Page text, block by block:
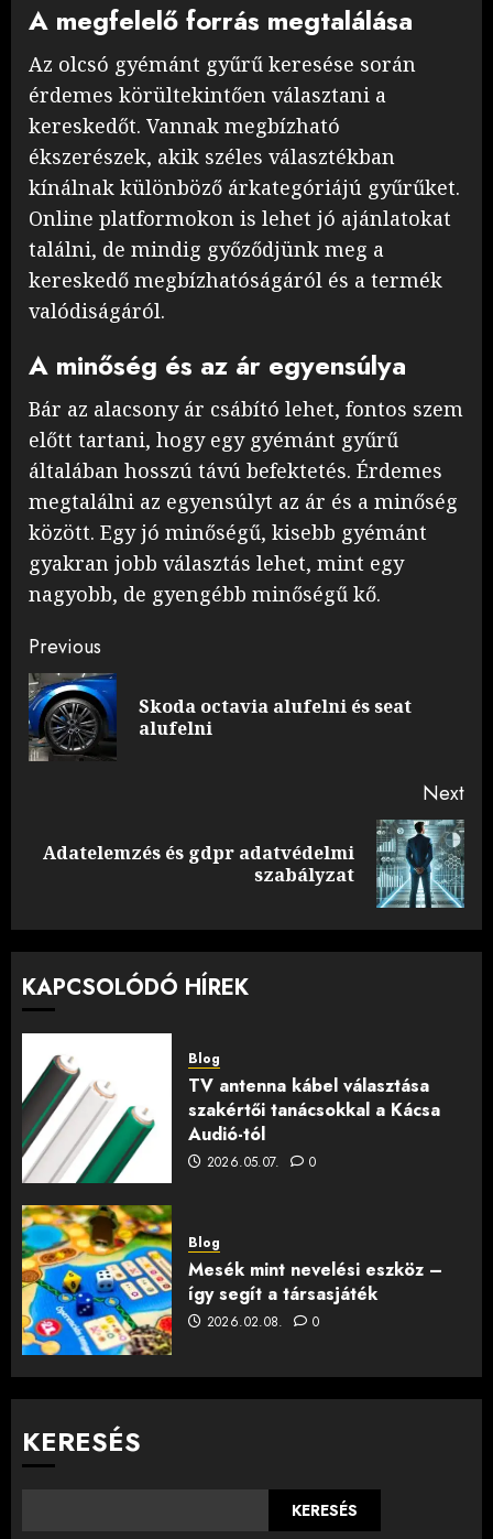
A megfelelő forrás megtalálása
Az olcsó gyémánt gyűrű keresése során
érdemes körültekintően választani a
kereskedőt. Vannak megbízható
ékszerészek, akik széles választékban
kínálnak különböző árkategóriájú gyűrűket.
Online platformokon is lehet jó ajánlatokat
találni, de mindig győződjünk meg a
kereskedő megbízhatóságáról és a termék
valódiságáról.
A minőség és az ár egyensúlya
Bár az alacsony ár csábító lehet, fontos szem
előtt tartani, hogy egy gyémánt gyűrű
általában hosszú távú befektetés. Érdemes
megtalálni az egyensúlyt az ár és a minőség
között. Egy jó minőségű, kisebb gyémánt
gyakran jobb választás lehet, mint egy
nagyobb, de gyengébb minőségű kő.
Post
navigation
Previous
Skoda octavia alufelni és seat
alufelni
Next
Next
Adatelemzés és gdpr adatvédelmi
szabályzat
KAPCSOLÓDÓ HÍREK
Blog
TV antenna kábel választása
szakértői tanácsokkal a Kácsa
Audió-tól
2026.05.07. 0
Blog
Mesék mint nevelési eszköz –
így segít a társasjáték
2026.02.08. 0
KERESÉS
KERESÉS